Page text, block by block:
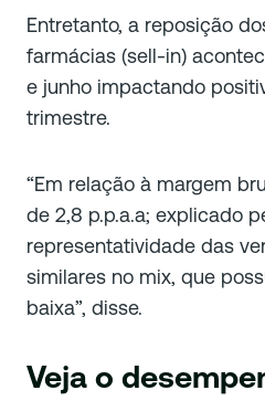
Entretanto, a reposição
farmácias (sell-in)
e junho impactando
trimestre.
“Em relação à margem
de 2,8 p.p.a.a; explicado
representatividade das
similares no mix, que
baixa”, disse.
Veja o